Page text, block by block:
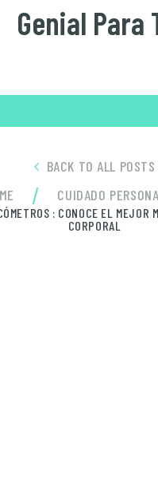
Genial Para
BACK TO ALL POSTS
/ CUIDADO
: CONOCE EL MEJOR
CORPORAL